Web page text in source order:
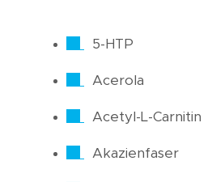
5-HTP
Acerola
Acetyl-L-Carnitin
Akazienfaser